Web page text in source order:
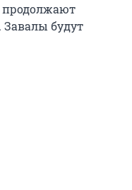
продолжают
Завалы будут